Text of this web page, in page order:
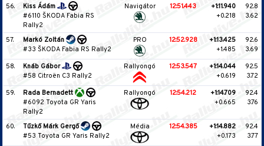
56.
Kiss Ádám
#6110 ŠKODA Fabia RS
Rally2
Navigátor 12:51.443
+1:11.940
+0.218
92.8
3.62
57.
Markó Zoltán
#33 ŠKODA Fabia RS Rally2
PRO 12:52.928
+1:13.425
+1.485
92.6
3.69
58.
Knáb Gábor
#58 Citroën C3 Rally2
Rallyongó 12:53.547
+1:14.044
+0.619
92.5
3.72
59.
Rada Bernadett
#6092 Toyota GR Yaris
Rally2
Rallyongó 12:54.212
+1:14.709
+0.665
92.4
3.76
60.
Tűzkő Márk Gergő
#53 Toyota GR Yaris Rally2
Média 12:54.385
+1:14.882
+0.173
92.4
3.77